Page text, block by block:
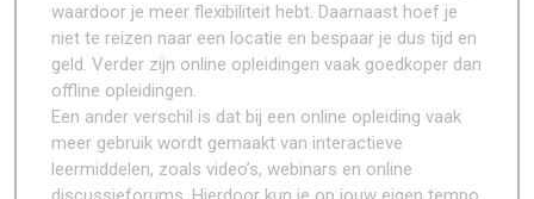
waardoor je meer flexibiliteit hebt. Daarnaast hoef je
niet te reizen naar een locatie en bespaar je dus tijd en
geld. Verder zijn online opleidingen vaak goedkoper dan
offline opleidingen.
Een ander verschil is dat bij een online opleiding vaak
meer gebruik wordt gemaakt van interactieve
leermiddelen, zoals video’s, webinars en online